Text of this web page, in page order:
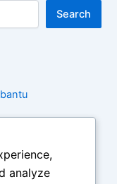
Search
yang
di
analyze